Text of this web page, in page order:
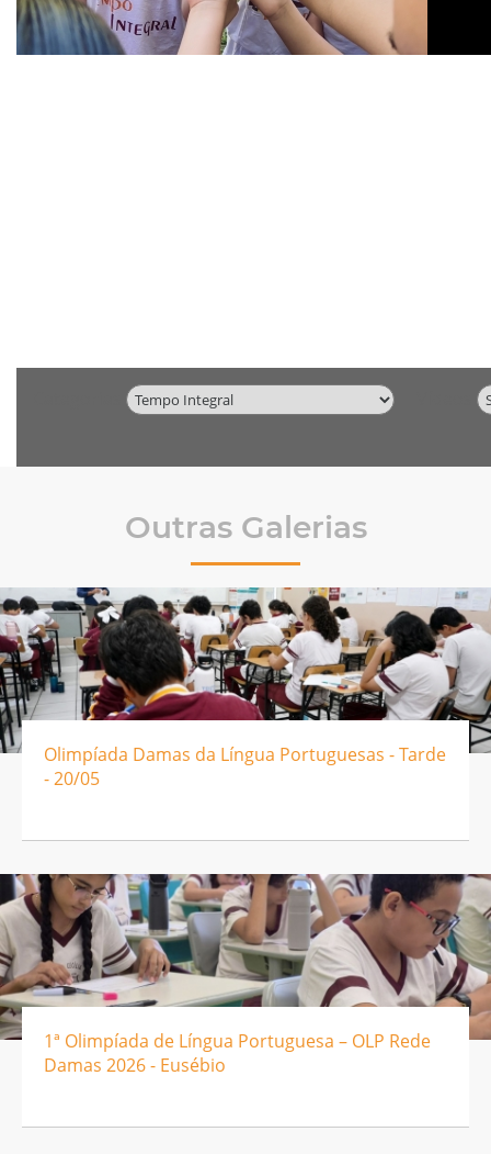
Outras Galerias
Olimpíada Damas da Língua Portuguesas - Tarde
- 20/05
1ª Olimpíada de Língua Portuguesa – OLP Rede
Damas 2026 - Eusébio